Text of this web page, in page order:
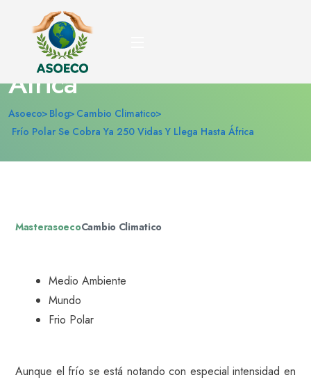
Frío polar se cobra ya
250 vidas y llega hasta
África
Asoeco Blog Cambio Climatico
Frío Polar Se Cobra Ya 250 Vidas Y Llega Hasta África
MasterasoecoCambio Climatico
Medio Ambiente
Mundo
Frio Polar
Aunque el frío se está notando con especial intensidad en